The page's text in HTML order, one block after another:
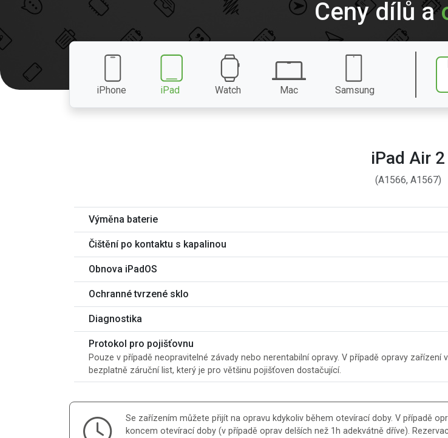
Ceny dílů a
iPhone iPad Watch Mac Samsung
iPad Air 2
(A1566, A1567)
Výměna baterie
Čištění po kontaktu s kapalinou
Obnova iPadOS
Ochranné tvrzené sklo
Diagnostika
Protokol pro pojišťovnu
Pouze v případě neopravitelné závady nebo nerentabilní opravy. V případě opravy zařízení
bezplatně záruční list, který je pro většinu pojišťoven dostačující.
Se zařízením můžete přijít na opravu kdykoliv během otevírací doby. V případě
koncem otevírací doby (v případě oprav delších než 1h adekvátně dříve).